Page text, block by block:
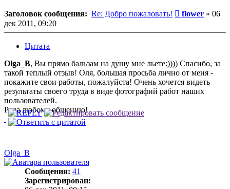
Заголовок сообщения: Re: Добро пожаловать! Сообщение
flower » 06
дек 2011, 09:20
Цитата
Olga_B, Вы прямо бальзам на душу мне льете:)))) Спасибо, за
такой теплый отзыв! Оля, большая просьба лично от меня -
покажите свои работы, пожалуйста! Очень хочется видеть
результаты своего труда в виде фотографий работ наших
пользователей.
Рада любому общению!
Olga_B
Сообщения: 41
Зарегистрирован: